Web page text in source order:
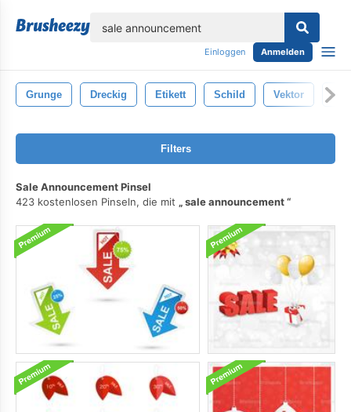
Einloggen Anmelden
Grunge Dreckig Etikett Schild Vektor
Filters
Sale Announcement Pinsel
423 kostenlosen Pinseln, die mit
sale announcement